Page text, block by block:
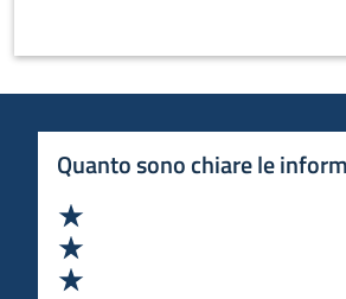
agricoltori e processori alimentari a
prodotti.Prodotti e
Quanto sono chiare le